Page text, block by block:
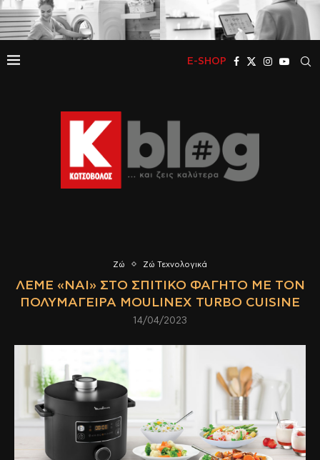
E-SHOP
Ζώ Ζώ Τεχνολογικά
ΛΈΜΕ «ΝΑΙ» ΣΤΟ ΣΠΙΤΙΚΌ ΦΑΓΗΤΌ ΜΕ ΤΟΝ
ΠΟΛΥΜΆΓΕΙΡΑ MOULINEX TURBO CUISINE
14/04/2023